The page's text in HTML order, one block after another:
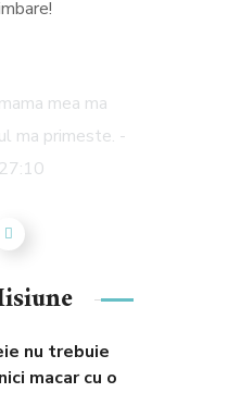
mea ma
ma primeste. -
nu trebuie
macar cu o